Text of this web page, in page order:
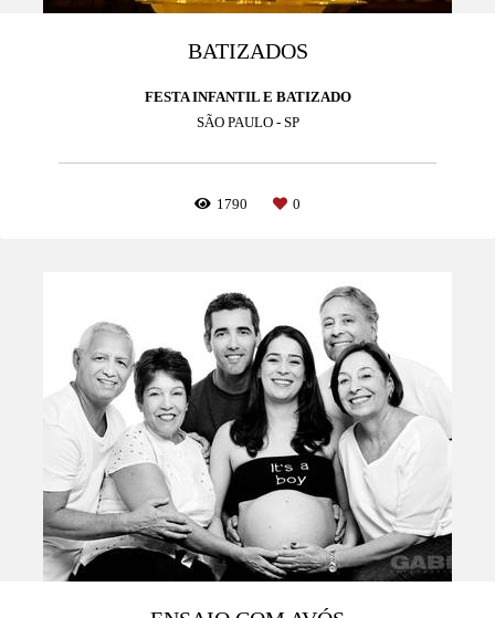
BATIZADOS
FESTA INFANTIL E BATIZADO
SÃO PAULO - SP
1790 0